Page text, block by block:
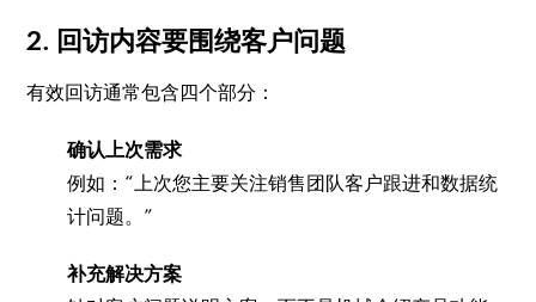
2. 回访内容要围绕客户问题
有效回访通常包含四个部分：
确认上次需求
例如：“上次您主要关注销售团队客户跟进和数据统
计问题。”
补充解决方案